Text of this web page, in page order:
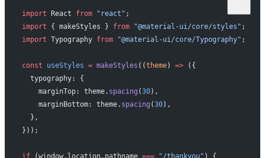
import React from "react" ;
import { makeStyles } from "@material-ui/core/styles" ;
import Typography from "@material-ui/core/Typography" ;
const useStyles = makeStyles ((theme) => ({
  typography: {
    marginTop: theme.
spacing (30),
    marginBottom: theme.
spacing (30),
  },
}));
if (window.location.pathname === "/thankyou" ) {